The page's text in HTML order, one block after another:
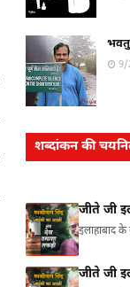
भवतु
9/
शब्दांकन की
जीते जी
इलाहाबाद के
जीते जी